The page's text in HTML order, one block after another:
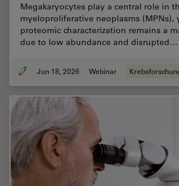
Megakaryocytes play a central role in
myeloproliferative neoplasms (MPNs),
proteomic characterization remains a
due to low abundance and disrupted…
Jun 18, 2026 Webinar